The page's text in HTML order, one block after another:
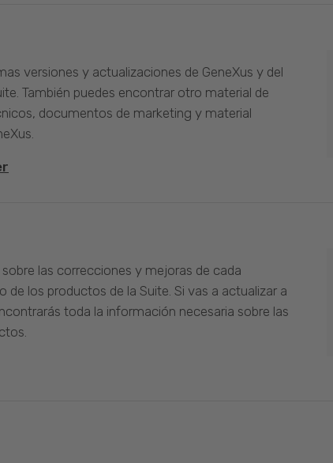
versiones y actualizaciones de GeneXus y del
También puedes encontrar otro material de
documentos de marketing y material
las correcciones y mejoras de cada
de los productos de la Suite. Si vas a actualizar a
toda la información necesaria sobre las